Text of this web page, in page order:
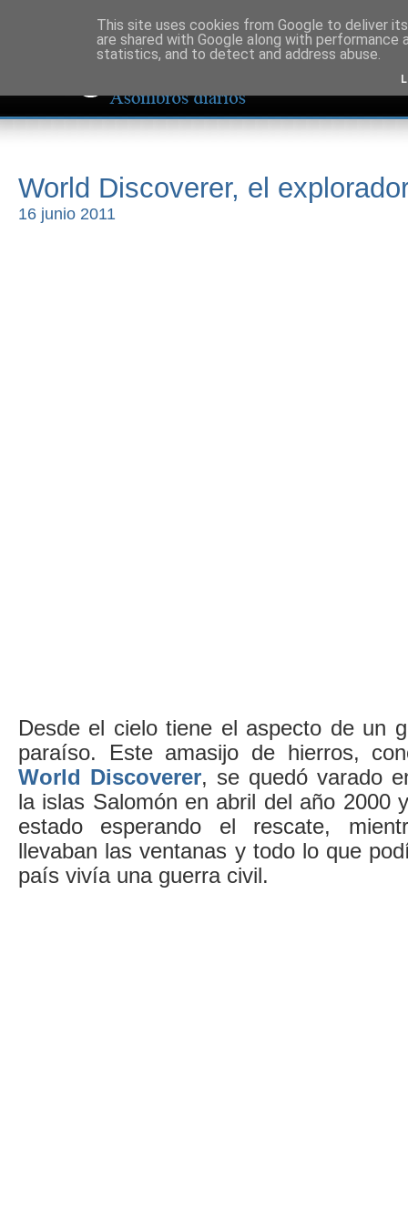
World Discoverer, el
16 junio 2011
Desde el cielo tiene el aspecto de un
paraíso. Este amasijo de hierros,
World Discoverer, se quedó varado
la islas Salomón en abril del año 2000
estado esperando el rescate,
llevaban las ventanas y todo lo que
país vivía una guerra civil.
This site uses cookies from Google to deliver
are shared with Google along with
statistics, and to detect and address abuse.